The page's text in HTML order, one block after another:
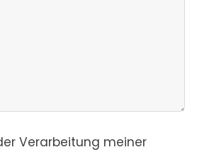
Verarbeitung meiner